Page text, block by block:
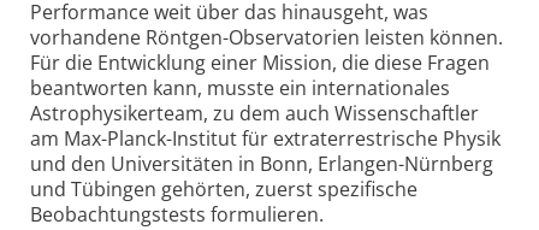
Performance weit über das hinausgeht, was
vorhandene Röntgen-Observatorien leisten können.
Für die Entwicklung einer Mission, die diese Fragen
beantworten kann, musste ein internationales
Astrophysikerteam, zu dem auch Wissenschaftler
am Max-Planck-Institut für extraterrestrische Physik
und den Universitäten in Bonn, Erlangen-Nürnberg
und Tübingen gehörten, zuerst spezifische
Beobachtungstests formulieren.